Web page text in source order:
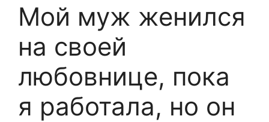
Мой муж женился
на своей
любовнице, пока
я работала, но он